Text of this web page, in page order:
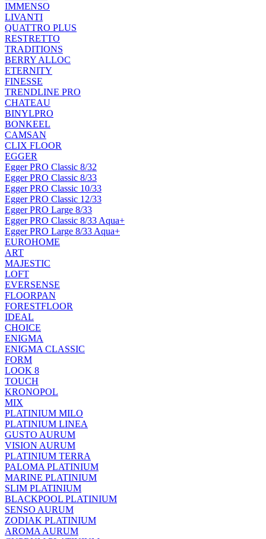
IMMENSO
LIVANTI
QUATTRO PLUS
RESTRETTO
TRADITIONS
BERRY ALLOC
ETERNITY
FINESSE
TRENDLINE PRO
CHATEAU
BINYLPRO
BONKEEL
CAMSAN
CLIX FLOOR
EGGER
Egger PRO Classic 8/32
Egger PRO Classic 8/33
Egger PRO Classic 10/33
Egger PRO Classic 12/33
Egger PRO Large 8/33
Egger PRO Classic 8/33 Aqua+
Egger PRO Large 8/33 Aqua+
EUROHOME
ART
MAJESTIC
LOFT
EVERSENSE
FLOORPAN
FORESTFLOOR
IDEAL
CHOICE
ENIGMA
ENIGMA CLASSIC
FORM
LOOK 8
TOUCH
KRONOPOL
MIX
PLATINIUM MILO
PLATINIUM LINEA
GUSTO AURUM
VISION AURUM
PLATINIUM TERRA
PALOMA PLATINIUM
MARINE PLATINIUM
SLIM PLATINIUM
BLACKPOOL PLATINIUM
SENSO AURUM
ZODIAK PLATINIUM
AROMA AURUM